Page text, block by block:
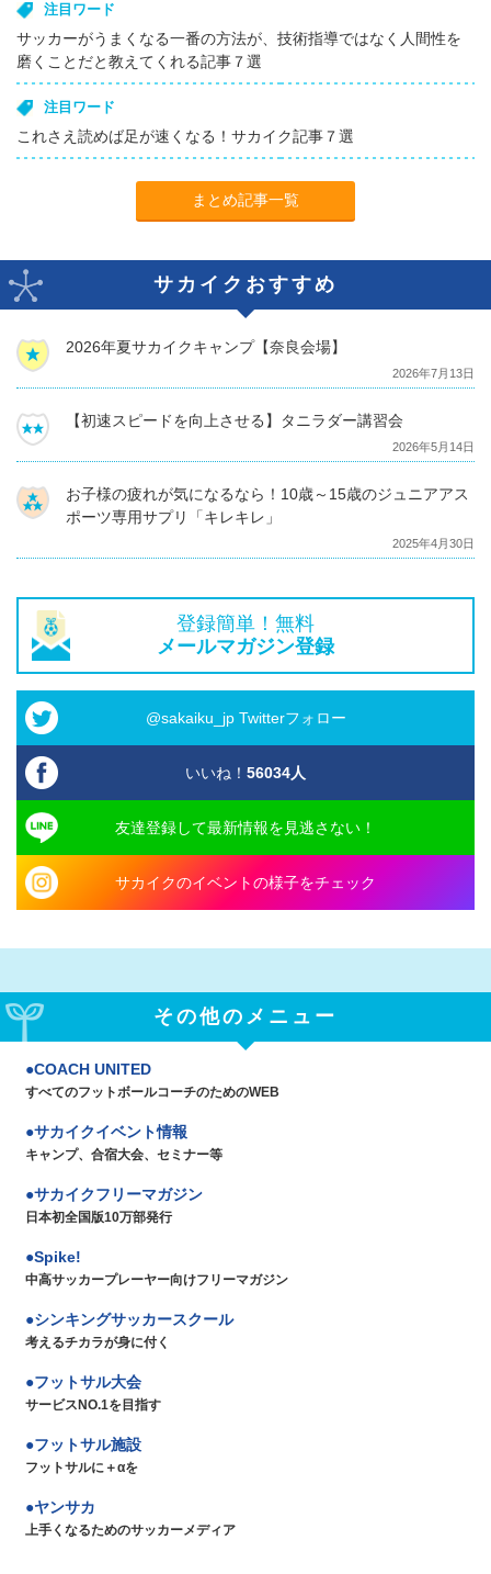
注目ワード
サッカーがうまくなる一番の方法が、技術指導ではなく人間性を
磨くことだと教えてくれる記事７選
注目ワード
これさえ読めば足が速くなる！サカイク記事７選
まとめ記事一覧
サカイクおすすめ
2026年夏サカイクキャンプ【奈良会場】
2026年7月13日
【初速スピードを向上させる】タニラダー講習会
2026年5月14日
お子様の疲れが気になるなら！10歳～15歳のジュニアアス
ポーツ専用サプリ「キレキレ」
2025年4月30日
登録簡単！無料
メールマガジン登録
@sakaiku_jp Twitterフォロー
いいね！ 56034人
友達登録して最新情報を見逃さない！
サカイクのイベントの様子をチェック
その他のメニュー
COACH UNITED
すべてのフットボールコーチのためのWEB
サカイクイベント情報
キャンプ、合宿大会、セミナー等
サカイクフリーマガジン
日本初全国版10万部発行
Spike!
中高サッカープレーヤー向けフリーマガジン
シンキングサッカースクール
考えるチカラが身に付く
フットサル大会
サービスNO.1を目指す
フットサル施設
フットサルに＋αを
ヤンサカ
上手くなるためのサッカーメディア